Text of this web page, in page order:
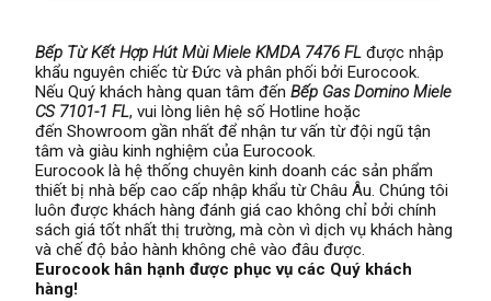
Bếp Từ Kết Hợp Hút Mùi Miele KMDA 7476 FL được nhập
khẩu nguyên chiếc từ Đức và phân phối bởi Eurocook.
Nếu Quý khách hàng quan tâm đến Bếp Gas Domino Miele
CS 7101-1 FL, vui lòng liên hệ số Hotline hoặc
đến Showroom gần nhất để nhận tư vấn từ đội ngũ tận
tâm và giàu kinh nghiệm của Eurocook.
Eurocook là hệ thống chuyên kinh doanh các sản phẩm
thiết bị nhà bếp cao cấp nhập khẩu từ Châu Âu. Chúng tôi
luôn được khách hàng đánh giá cao không chỉ bởi chính
sách giá tốt nhất thị trường, mà còn vì dịch vụ khách hàng
và chế độ bảo hành không chê vào đâu được.
Eurocook hân hạnh được phục vụ các Quý khách
hàng!